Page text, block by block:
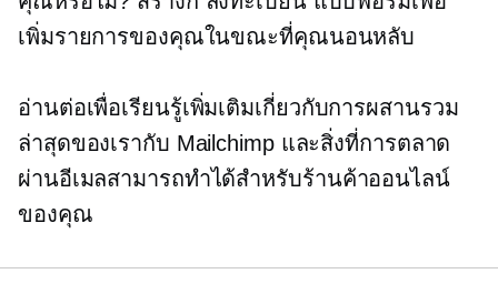
เพิ่มรายการของคุณในขณะที่คุณนอนหลับ
อ่านต่อเพื่อเรียนรู้เพิ่มเติมเกี่ยวกับการผสานรวม
ล่าสุดของเรากับ Mailchimp และสิ่งที่การตลาด
ผ่านอีเมลสามารถทำได้สำหรับร้านค้าออนไลน์
ของคุณ